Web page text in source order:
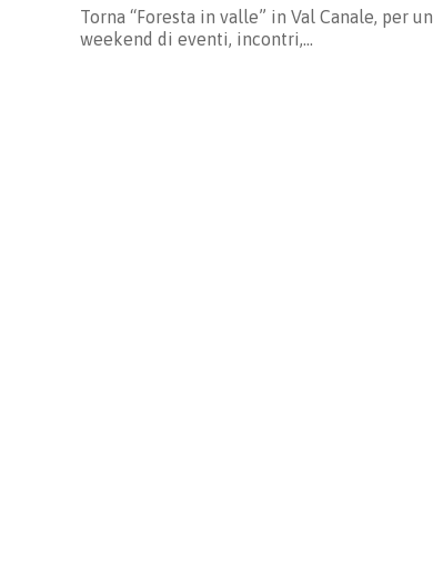
Torna “Foresta in valle” in Val Canale, per un
weekend di eventi, incontri,…